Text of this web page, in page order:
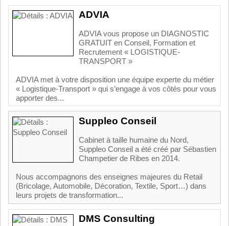
ADVIA
ADVIA vous propose un DIAGNOSTIC
GRATUIT en Conseil, Formation et
Recrutement « LOGISTIQUE-
TRANSPORT »
ADVIA met à votre disposition une équipe experte du métier
« Logistique-Transport » qui s’engage à vos côtés pour vous
apporter des...
Suppleo Conseil
Cabinet à taille humaine du Nord,
Suppleo Conseil a été créé par Sébastien
Champetier de Ribes en 2014.
Nous accompagnons des enseignes majeures du Retail
(Bricolage, Automobile, Décoration, Textile, Sport…) dans
leurs projets de transformation...
DMS Consulting